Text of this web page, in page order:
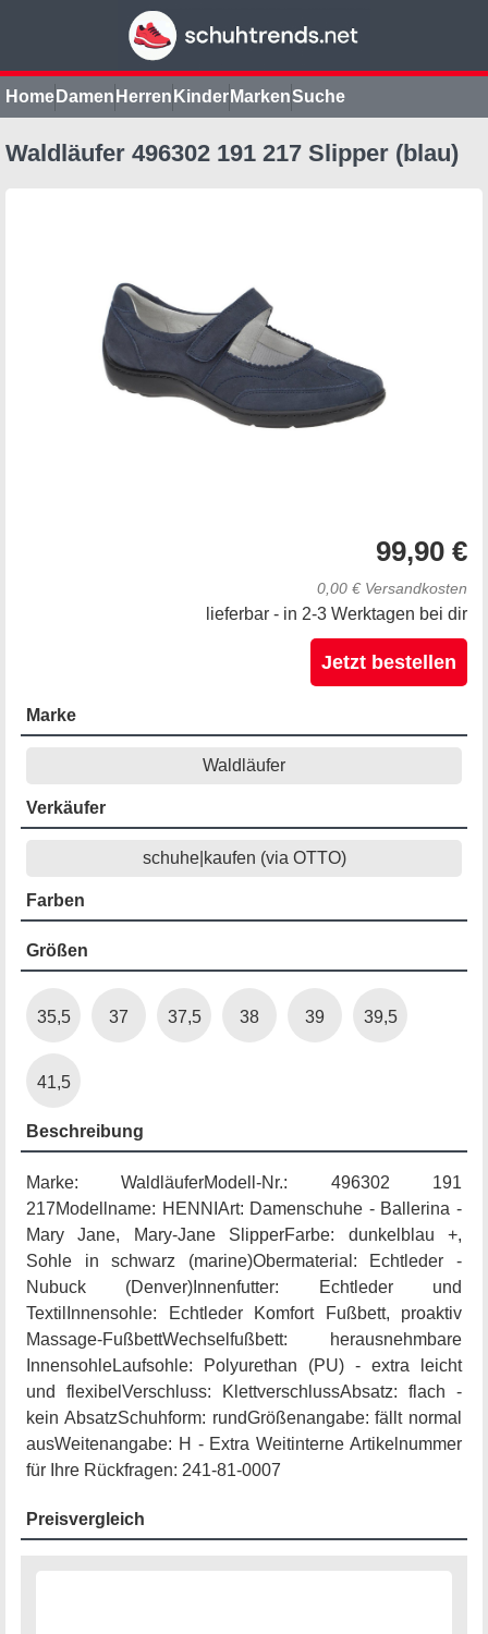
Home Damen Herren Kinder MarkenSuche
Waldläufer 496302 191 217 Slipper (blau)
99,90 €
0,00 € Versandkosten
lieferbar - in 2-3 Werktagen bei dir
Jetzt bestellen
Marke
Waldläufer
Verkäufer
schuhe|kaufen (via OTTO)
Farben
Größen
35,5 37 37,5 38 39 39,5
41,5
Beschreibung
Marke: WaldläuferModell-Nr.: 496302 191
217Modellname: HENNIArt: Damenschuhe - Ballerina -
Mary Jane, Mary-Jane SlipperFarbe: dunkelblau +,
Sohle in schwarz (marine)Obermaterial: Echtleder -
Nubuck (Denver)Innenfutter: Echtleder und
TextilInnensohle: Echtleder Komfort Fußbett, proaktiv
Massage-FußbettWechselfußbett: herausnehmbare
InnensohleLaufsohle: Polyurethan (PU) - extra leicht
und flexibelVerschluss: KlettverschlussAbsatz: flach -
kein AbsatzSchuhform: rundGrößenangabe: fällt normal
ausWeitenangabe: H - Extra Weitinterne Artikelnummer
für Ihre Rückfragen: 241-81-0007
Preisvergleich